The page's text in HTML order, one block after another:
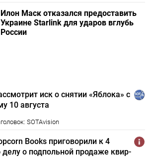
Илон Маск отказался предоставить
Украине Starlink для ударов вглубь
России